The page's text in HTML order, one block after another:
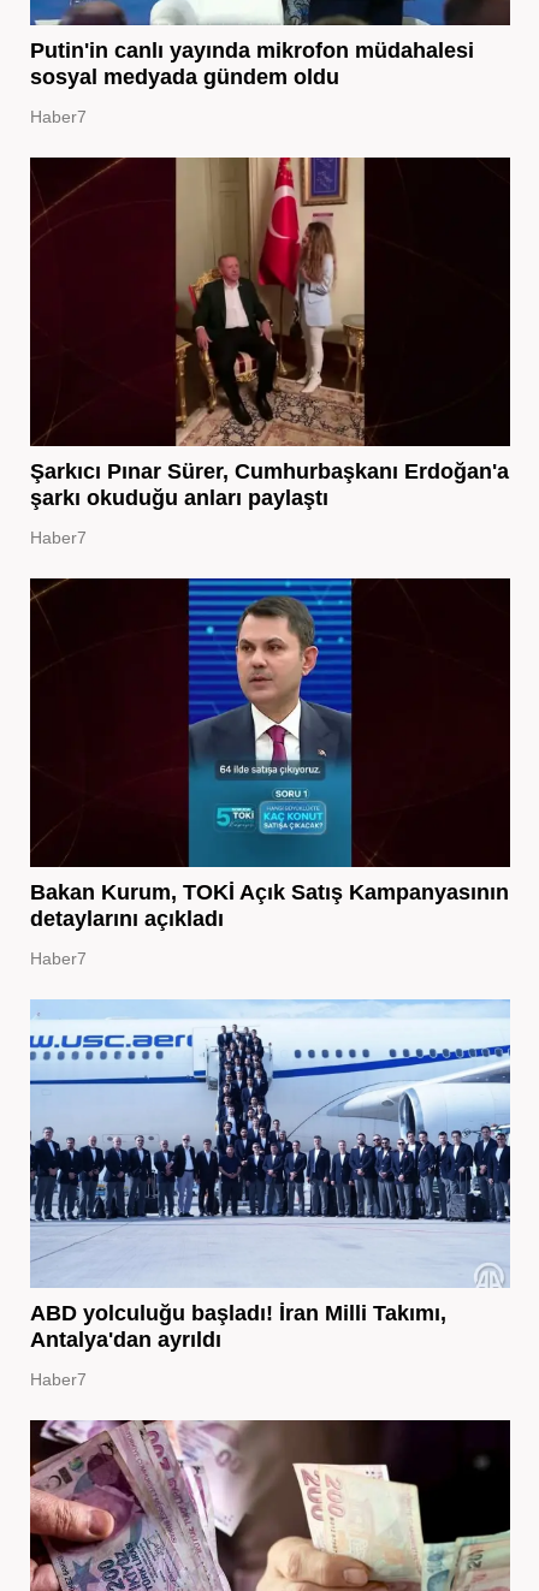
Putin'in canlı yayında mikrofon müdahalesi
sosyal medyada gündem oldu
Haber7
Şarkıcı Pınar Sürer, Cumhurbaşkanı Erdoğan'a
şarkı okuduğu anları paylaştı
Haber7
Bakan Kurum, TOKİ Açık Satış Kampanyasının
detaylarını açıkladı
Haber7
ABD yolculuğu başladı! İran Milli Takımı,
Antalya'dan ayrıldı
Haber7